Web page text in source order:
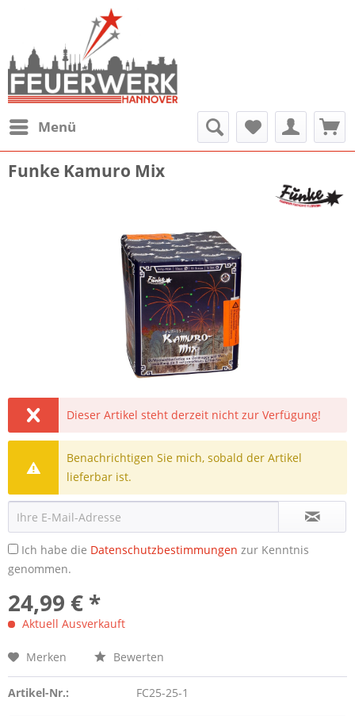
Menü
Funke Kamuro Mix
Dieser Artikel steht derzeit nicht zur Verfügung!
Benachrichtigen Sie mich, sobald der Artikel
lieferbar ist.
Ich habe die Datenschutzbestimmungen zur Kenntnis
genommen.
24,99 € *
Aktuell Ausverkauft
Merken Bewerten
Artikel-Nr.: FC25-25-1